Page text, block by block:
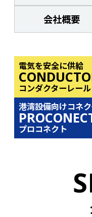
会社概要
電気を安全に供給
コンダクターレール
港湾設備向けコネ
プロコネクト